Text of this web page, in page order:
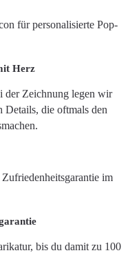
Herz
der Zeichnung legen wir
Details, die oftmals den
bis du damit zu 100